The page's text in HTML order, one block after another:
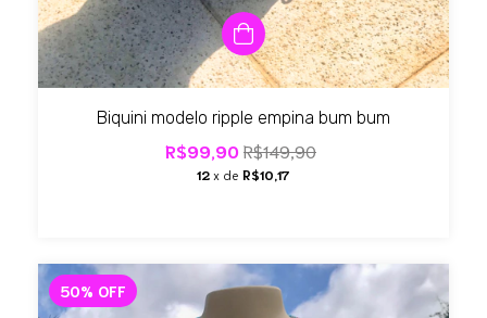
Biquini modelo ripple empina bum bum
R$99,90R$149,90
12 x de R$10,17
50% OFF